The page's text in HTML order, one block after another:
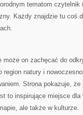
tematom czytelnik
Każdy znajdzie tu coś
on zachęcać do
region natury i
Strona pokazuje, że
to inspirujące miejsce
ale także w kulturze.